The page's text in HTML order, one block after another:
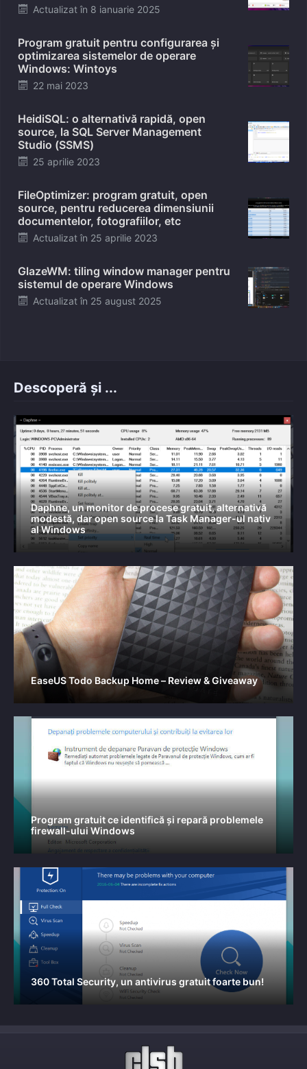
Posted
Actualizat în 8 ianuarie 2025
Program gratuit pentru configurarea și
optimizarea sistemelor de operare
Windows: Wintoys
Posted
22 mai 2023
HeidiSQL: o alternativă rapidă, open
source, la SQL Server Management
Studio (SSMS)
Posted
25 aprilie 2023
FileOptimizer: program gratuit, open
source, pentru reducerea dimensiunii
documentelor, fotografiilor, etc
Posted
Actualizat în 25 aprilie 2023
GlazeWM: tiling window manager pentru
sistemul de operare Windows
Posted
Actualizat în 25 august 2025
Descoperă și ...
Daphne, un monitor de procese gratuit, alternativă
modestă, dar open source la Task Manager-ul nativ
al Windows
EaseUS Todo Backup Home – Review & Giveaway
Program gratuit ce identifică și repară problemele
firewall-ului Windows
360 Total Security, un antivirus gratuit foarte bun!